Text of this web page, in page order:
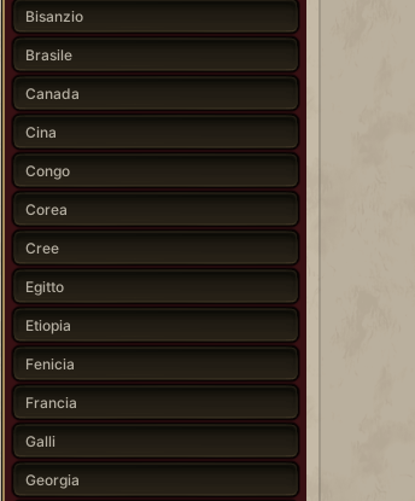
Bisanzio
Brasile
Canada
Cina
Congo
Corea
Cree
Egitto
Etiopia
Fenicia
Francia
Galli
Georgia